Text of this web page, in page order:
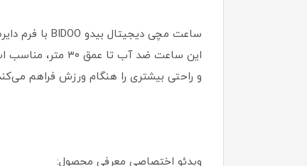
این ساعت ضد آب
و راحتی بیشتری را هنگام ورزش فراهم
ویدئو اختصاصی معرفی محصول: